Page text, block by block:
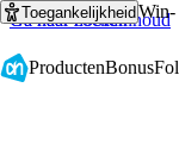
Ga naar hoofdinhoud
Ga naar zoeken
ToegankelijkheidWin-
ProductenBonus